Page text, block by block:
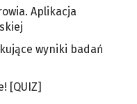
Aplikacja
wyniki badań
[QUIZ]